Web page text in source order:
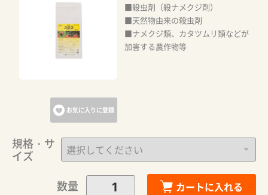
お気に入りに登録
■殺虫剤（殺ナメクジ剤）
■天然物由来の殺虫剤
■ナメクジ類、カタツムリ類などが
加害する農作物等
規格・サ
イズ
数量
カートに入れる